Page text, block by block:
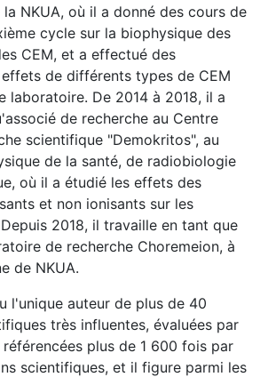
NKUA, où il a donné des cours de
cycle sur la biophysique des
CEM, et a effectué des
de différents types de CEM
laboratoire. De 2014 à 2018, il a
de recherche au Centre
scientifique "Demokritos", au
de la santé, de radiobiologie
où il a étudié les effets des
et non ionisants sur les
2018, il travaille en tant que
de recherche Choremeion, à
de NKUA.
l'unique auteur de plus de 40
très influentes, évaluées par
plus de 1 600 fois par
scientifiques, et il figure parmi les